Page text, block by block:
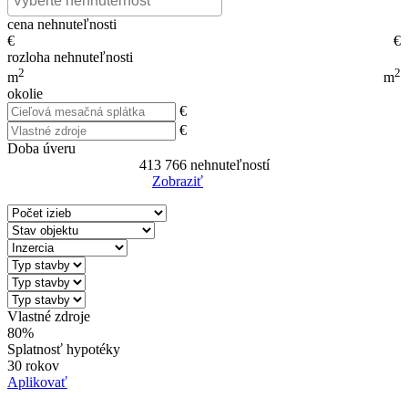
cena nehnuteľnosti
€
€
rozloha nehnuteľnosti
m2 m2
okolie
€
€
Doba úveru
413 766nehnuteľností
Zobraziť
Vlastné zdroje
80%
Splatnosť hypotéky
30 rokov
Aplikovať